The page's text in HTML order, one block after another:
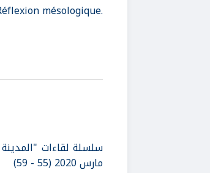
mésologique.
مارس 2020 (55 - 59)